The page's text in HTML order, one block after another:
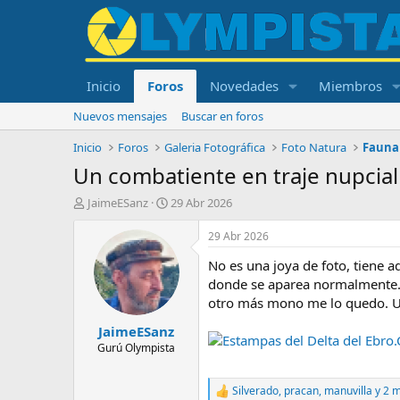
Inicio Foros Novedades Miembros
Nuevos mensajes
Buscar en foros
Inicio
Foros Galeria Fotográfica Foto Natura
Un combatiente en traje nupcial
IJaimeESanz
F
h
a
d
e
n
i
29 Abr 2026
JaimeESanz
Gurú Olympista
29 Abr 2026
No es una joya de foto, tiene
donde se aparea
otro más mono me lo quedo.
Estampas del Delta del
R
Silverado, pracan, manuvilla y 2